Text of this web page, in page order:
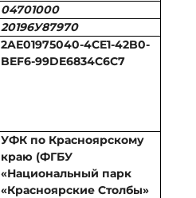
04701000
20196У87970
2AE01975040-4CE1-42B0-
BEF6-99DE6834C6C7
УФК по Красноярскому
краю (ФГБУ
«Национальный парк
«Красноярские Столбы»